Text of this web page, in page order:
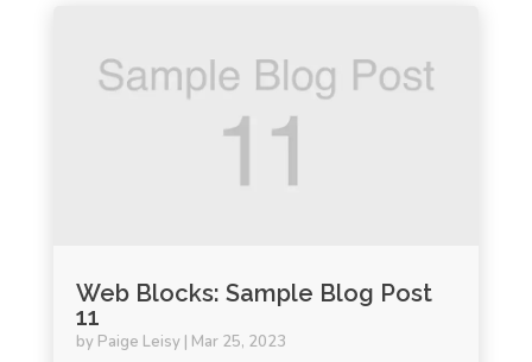
Web Blocks: Sample Blog Post
11
by Paige Leisy| Mar 25, 2023